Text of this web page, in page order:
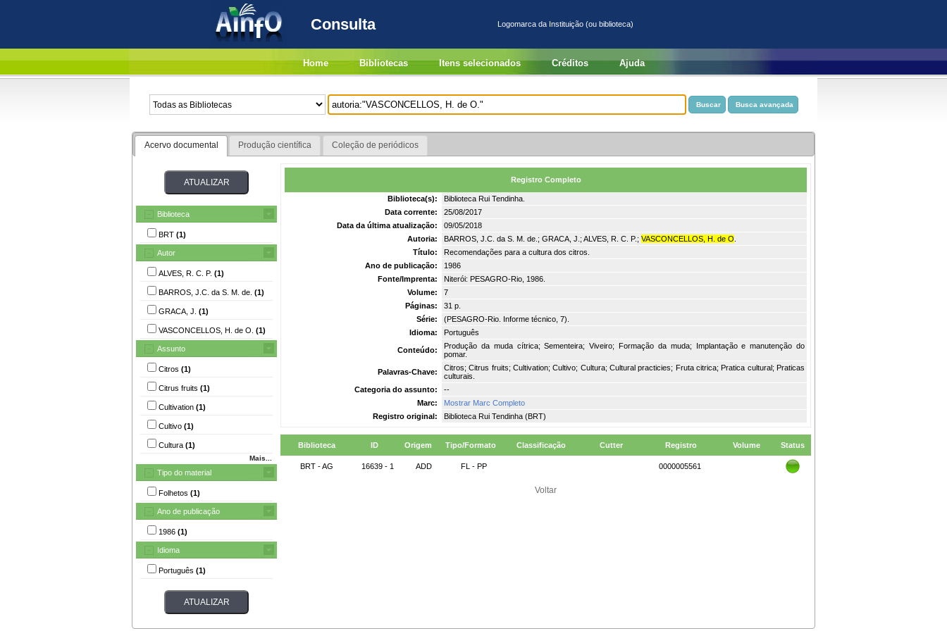
Consulta Logomarca da Instituição (ou biblioteca)
Home Bibliotecas Itens selecionados Créditos Ajuda
Acervo documental Produção científica Coleção de periódicos
Biblioteca
BRT (1)
Autor
ALVES, R. C. P. (1)
BARROS, J.C. da S. M. de. (1)
GRACA, J. (1)
VASCONCELLOS, H. de O. (1)
Assunto
Citros (1)
Citrus fruits (1)
Cultivation (1)
Cultivo (1)
Cultura (1)
Mais...
Tipo do material
Folhetos (1)
Ano de publicação
1986 (1)
Idioma
Português (1)
Registro Completo
Biblioteca(s):
Biblioteca Rui Tendinha.
Data corrente:
25/08/2017
Data da última atualização:
09/05/2018
Autoria:
BARROS, J.C. da S. M. de.; GRACA, J.; ALVES, R. C. P.; VASCONCELLOS, H. de O
Título:
Recomendações para a cultura dos citros.
Ano de publicação:
1986
Fonte/Imprenta:
Niterói: PESAGRO-Rio, 1986.
Volume:
7
Páginas:
31 p.
Série:
(PESAGRO-Rio. Informe técnico, 7).
Idioma:
Português
Conteúdo:
Produção da muda cítrica; Sementeira; Viveiro; Formação da muda; Implantação e manutenção do
pomar.
Palavras-Chave:
Citros; Citrus fruits; Cultivation; Cultivo; Cultura; Cultural practicies; Fruta citrica; Pratica cultural; Praticas
culturais.
Categoria do assunto:
--
Marc:
Mostrar Marc Completo
Registro original:
Biblioteca Rui Tendinha (BRT)
Biblioteca ID Origem Tipo/Formato Classificação Cutter Registro Volume Status
BRT - AG 16639 - 1 ADD FL - PP 0000005561
Voltar